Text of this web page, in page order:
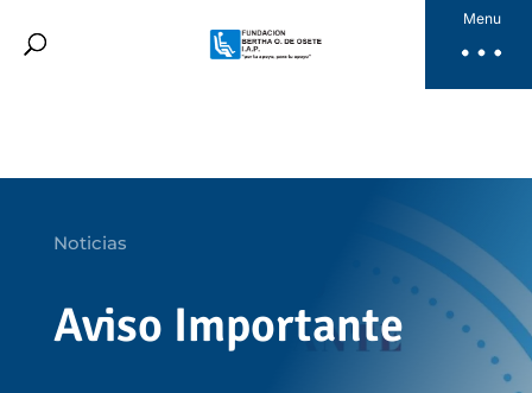
Productos
Menu
Noticias
Aviso Importante